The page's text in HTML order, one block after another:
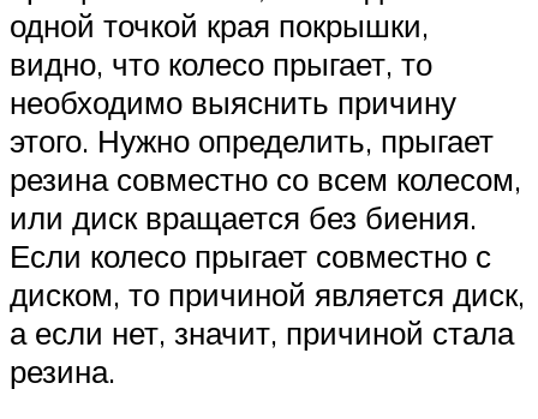
одной точкой края покрышки,
видно, что колесо прыгает, то
необходимо выяснить причину
этого. Нужно определить, прыгает
резина совместно со всем колесом,
или диск вращается без биения.
Если колесо прыгает совместно с
диском, то причиной является диск,
а если нет, значит, причиной стала
резина.